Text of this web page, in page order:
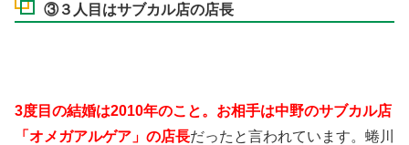
③３人目はサブカル店の店長
3度目の結婚は2010年のこと。お相手は中野のサブカル店
「オメガアルゲア」の店長だったと言われています。蜷川